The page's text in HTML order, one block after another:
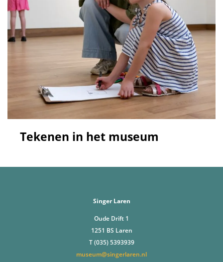
Tekenen in het museum
Singer Laren
Oude Drift 1
1251 BS Laren
T (035) 5393939
museum@singerlaren.nl